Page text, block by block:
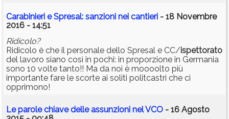
Carabinieri e Spresal: sanzioni nei cantieri - 18 Novembre
2016 - 14:51
Ridicolo?
Ridicolo è che il personale dello Spresal e CC/ispettorato
del lavoro siano così in pochi: in proporzione in Germania
sono 10 volte tanto!! Ma da noi è moooolto più
importante fare le scorte ai soliti politcastri che ci
opprimono!
Le parole chiave delle assunzioni nel VCO - 16 Agosto